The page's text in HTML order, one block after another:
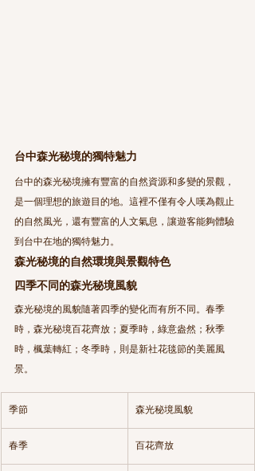
台中森光秘境的獨特魅力
台中的森光秘境擁有豐富的自然資源和多變的景觀，
是一個理想的旅遊目的地。這裡不僅有令人嘆為觀止
的自然風光，還有豐富的人文氣息，讓遊客能夠體驗
到台中在地的獨特魅力。
森光秘境的自然環境與景觀特色
四季不同的森光秘境風貌
森光秘境的風貌隨著四季的變化而有所不同。春季
時，森光秘境百花齊放；夏季時，綠意盎然；秋季
時，楓葉轉紅；冬季時，則是新社花毯節的美麗風
景。
季節 森光秘境風貌
春季 百花齊放